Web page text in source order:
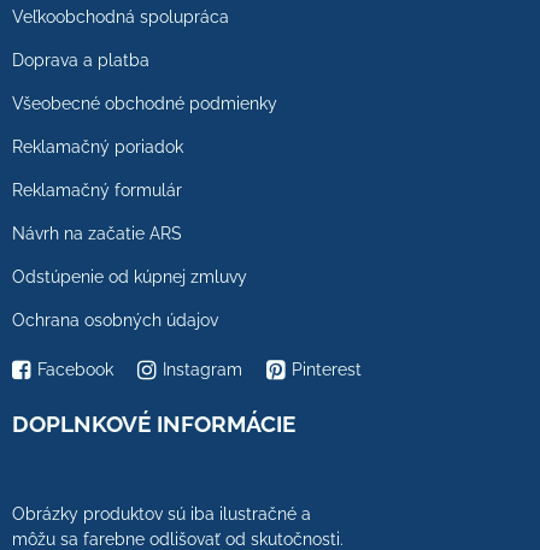
Veľkoobchodná spolupráca
Doprava a platba
Všeobecné obchodné podmienky
Reklamačný poriadok
Reklamačný formulár
Návrh na začatie ARS
Odstúpenie od kúpnej zmluvy
Ochrana osobných údajov
Facebook Instagram Pinterest
DOPLNKOVÉ INFORMÁCIE
Obrázky produktov sú iba ilustračné a
môžu sa farebne odlišovať od skutočnosti.